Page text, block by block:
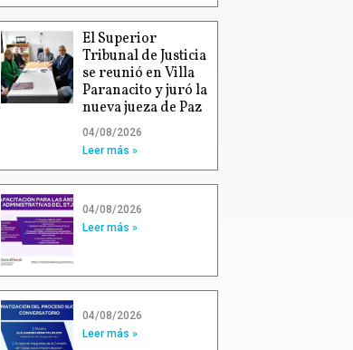
El Superior
Tribunal de Justicia
se reunió en Villa
Paranacito y juró la
nueva jueza de Paz
04/08/2026
Leer más »
04/08/2026
Leer más »
04/08/2026
Leer más »